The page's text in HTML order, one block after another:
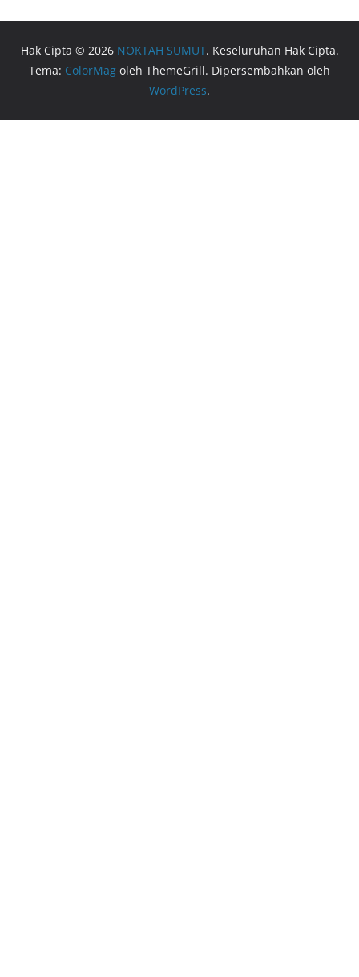
Hak Cipta © 2026 NOKTAH SUMUT. Keseluruhan Hak Cipta.
Tema: ColorMag oleh ThemeGrill. Dipersembahkan oleh
WordPress.